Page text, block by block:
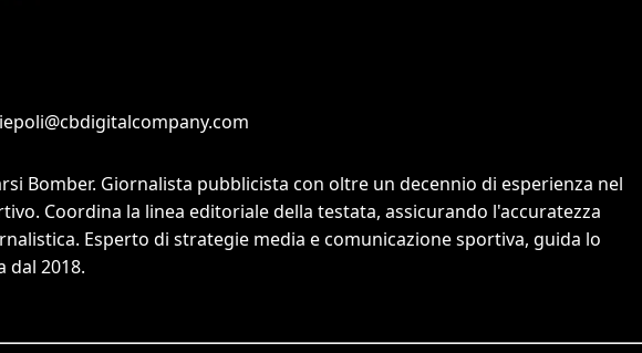
Bomber. Giornalista pubblicista con oltre un decennio di esperienza nel
Coordina la linea editoriale della testata, assicurando l'accuratezza
Esperto di strategie media e comunicazione sportiva, guida lo
dal 2018.